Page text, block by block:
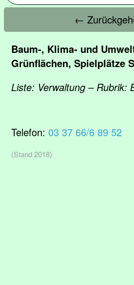
←
Baum-, Klima- und
Grünflächen, Spielplätze
Liste: Verwaltung – Rubrik:
Telefon: 03 37 66/6 89 52
(Stand 2018)